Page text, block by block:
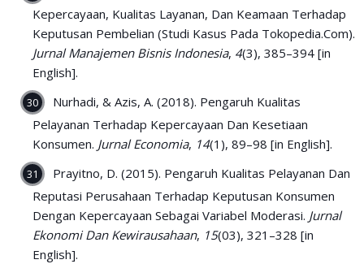
Kepercayaan, Kualitas Layanan, Dan Keamaan Terhadap
Keputusan Pembelian (Studi Kasus Pada Tokopedia.Com).
Jurnal Manajemen Bisnis Indonesia, 4(3), 385–394 [in
English].
Nurhadi, & Azis, A. (2018). Pengaruh Kualitas
Pelayanan Terhadap Kepercayaan Dan Kesetiaan
Konsumen. Jurnal Economia, 14(1), 89–98 [in English].
Prayitno, D. (2015). Pengaruh Kualitas Pelayanan Dan
Reputasi Perusahaan Terhadap Keputusan Konsumen
Dengan Kepercayaan Sebagai Variabel Moderasi. Jurnal
Ekonomi Dan Kewirausahaan, 15(03), 321–328 [in
English].